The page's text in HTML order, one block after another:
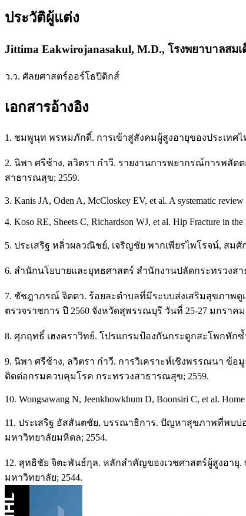
ประวัติผู้แต่ง
Jittima Eakwirojanasakul, M.D., โรงพยาบาลสม
ว.ว. ศัลยศาสตร์ออร์โธปิดิกส์
เอกสารอ้างอิง
1. ชมพูนุท พรหมภักดิ์. การเข้าสู่สังคมผู้สูงอายุของประเทศไทย
2. นิพา ศรีช้าง, ลวิตรา ก๋าวี. รายงานการพยากรณ์การพลัด
สาธารณสุข; 2559.
3. Kanis JA, Oden A, McCloskey EV, et al. A systematic
4. Koso RE, Sheets C, Richardson WJ, et al. Hip Fracture in
5. ประเสริฐ หลิ่วผลวณิชย์, เจริญชัย พากเพียรไพโรจน์, สม
6. สำนักนโยบายและยุทธศาสตร์ สำนักงานปลัดกระทรวงส
7. ชัชฎาภรณ์ จิตตา. ร้อยละตำบลที่มีระบบส่งเสริมสุขภาพดู
ตรวจราชการ ปี 2560 จังหวัดสุพรรณบุรี วันที่ 25-27 มกราค
8. ศุภฤทธิ์ เฮงคราวิทย์. โปรแกรมป้องกันกระดูกสะโพกหักซ้
9. นิพา ศรีช้าง, ลวิตรา ก๋าวี. การวิเคราะห์เชิงพรรณนา ข้อ
ติดต่อกรมควบคุมโรค กระทรวงสาธารณสุข; 2559.
10. Wongsawang N, Jeenkhowkhum D, Boonsiri C, et al.
11. ประเสริฐ อัสสันตชัย, บรรณาธิการ. ปัญหาสุขภาพที่พบ
มหาวิทยาลัยมหิดล; 2554.
12. สุทธิชัย จิตะพันธ์กุล. หลักสำคัญของเวชศาสตร์ผู้สูงอา
มหาวิทยาลัย; 2544.